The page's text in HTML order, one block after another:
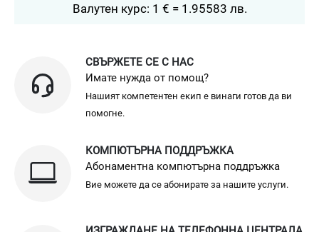
Валутен курс: 1 € = 1.95583 лв.
СВЪРЖЕТЕ СЕ С НАС
Имате нужда от помощ?
Нашият компетентен екип е винаги готов да ви
помогне.
КОМПЮТЪРНА ПОДДРЪЖКА
Абонаментна компютърна поддръжка
Вие можете да се абонирате за нашите услуги.